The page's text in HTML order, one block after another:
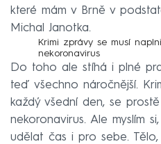
které mám v Brně v
Michal Janotka.
Krimi zprávy se musí
nekoronavirus
Do toho ale stíhá i plné
teď všechno náročnější.
každý všední den, se
nekoronavirus. Ale myslím
udělat čas i pro sebe. Tělo,